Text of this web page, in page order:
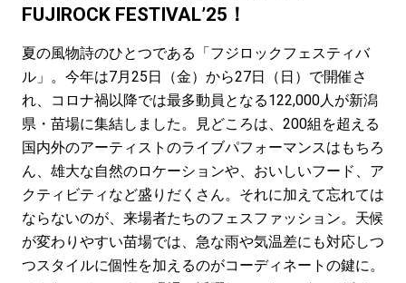
#SPORTS #HANDSOME HANDBOOK
FUJIROCK FESTIVAL’25！
夏の風物詩のひとつである「フジロックフェスティバ
ル」。今年は7月25日（金）から27日（日）で開催さ
れ、コロナ禍以降では最多動員となる122,000人が新潟
県・苗場に集結しました。見どころは、200組を超える
国内外のアーティストのライブパフォーマンスはもちろ
ん、雄大な自然のロケーションや、おいしいフード、ア
クティビティなど盛りだくさん。それに加えて忘れては
ならないのが、来場者たちのフェスファッション。天候
が変わりやすい苗場では、急な雨や気温差にも対応しつ
つスタイルに個性を加えるのがコーディネートの鍵に。